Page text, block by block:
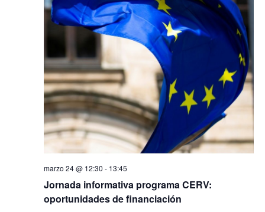
Jornada informativa programa CERV:
oportunidades de financiación
marzo 24 @ 12:30 - 13:45